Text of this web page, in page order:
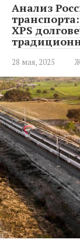
Анализ
XPS
28 мая, 2025